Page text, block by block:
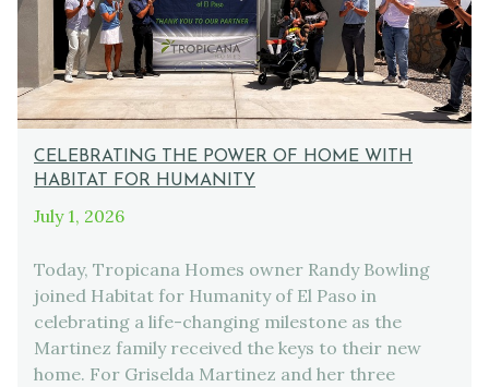
CELEBRATING THE POWER OF HOME WITH
HABITAT FOR HUMANITY
July 1, 2026
Today, Tropicana Homes owner Randy Bowling
joined Habitat for Humanity of El Paso in
celebrating a life-changing milestone as the
Martinez family received the keys to their new
home. For Griselda Martinez and her three